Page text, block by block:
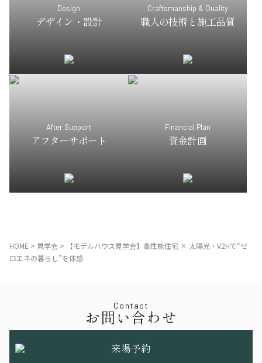
Design
デザイン・設計
Craftsmanship & Quality
職人の技術と施工品質
After Support
アフターサポート
Financial Plan
資金計画
HOME > 見学会 >
【モデルハウス見学会】高性能住宅 × 太陽光・V2Hで“ゼ
ロエネの暮らし”を体感
Contact
お問い合わせ
来場予約